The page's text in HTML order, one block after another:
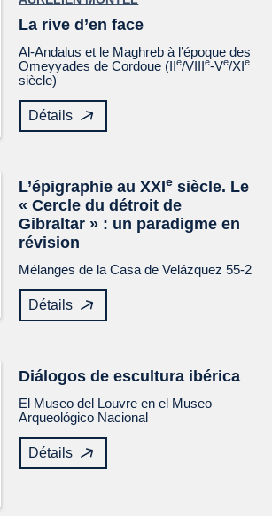
La rive d’en face
Al-Andalus et le Maghreb à l’époque des
Omeyyades de Cordoue (IIe/VIIIe-Ve/XIe
siècle)
Détails
L’épigraphie au XXIe siècle. Le
« Cercle du détroit de
Gibraltar » : un paradigme en
révision
Mélanges de la Casa de Velázquez 55-2
Détails
Diálogos de escultura ibérica
El Museo del Louvre en el Museo
Arqueológico Nacional
Détails